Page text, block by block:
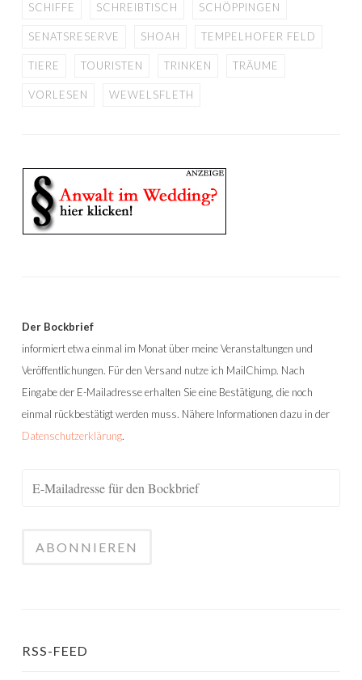
SCHIFFE SCHREIBTISCH SCHÖPPINGEN
SENATSRESERVE SHOAH TEMPELHOFER FELD
TIERE TOURISTEN TRINKEN TRÄUME
VORLESEN WEWELSFLETH
Der Bockbrief
informiert etwa einmal im Monat über meine Veranstaltungen und
Veröffentlichungen. Für den Versand nutze ich MailChimp. Nach
Eingabe der E-Mailadresse erhalten Sie eine Bestätigung, die noch
einmal rückbestätigt werden muss. Nähere Informationen dazu in der
Datenschutzerklärung.
RSS-FEED